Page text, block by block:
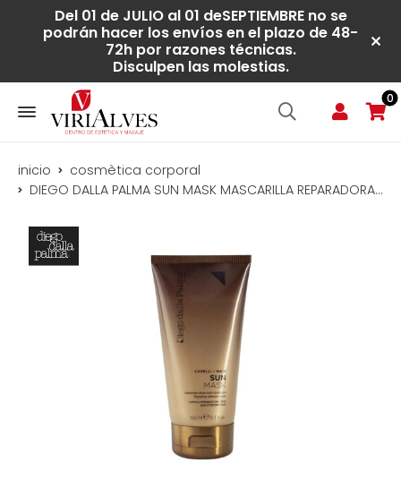
Del 01 de JULIO al 01 deSEPTIEMBRE no se
podrán hacer los envíos en el plazo de 48-
72h por razones técnicas.
Disculpen las molestias.
0
inicio
cosmètica corporal
DIEGO DALLA PALMA SUN MASK MASCARILLA REPARADORA PARA DESPÚES DEL SOL 150 ml